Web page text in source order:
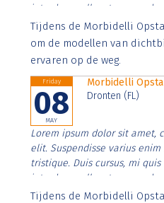
interdum nulla, ut commodo
Aenean faucibus nibh et
imperdiet. Nunc ut sem
Tijdens de Morbidelli
om de modellen van
ervaren op de weg.
Friday
08
MAY
Morbidelli
Dronten (FL)
Lorem ipsum dolor sit amet,
elit. Suspendisse varius
tristique. Duis cursus, mi
interdum nulla, ut commodo
Aenean faucibus nibh et
Tijdens de Morbidelli